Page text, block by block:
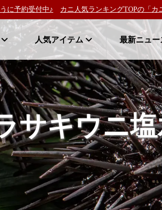
約受付中♪ カニ人気ランキングTOPの「カニ爪
人気アイテム 最新ニュ
サキウニ